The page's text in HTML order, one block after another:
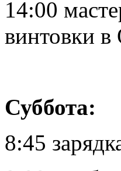
14:00
винтовки
Суббота:
8:45